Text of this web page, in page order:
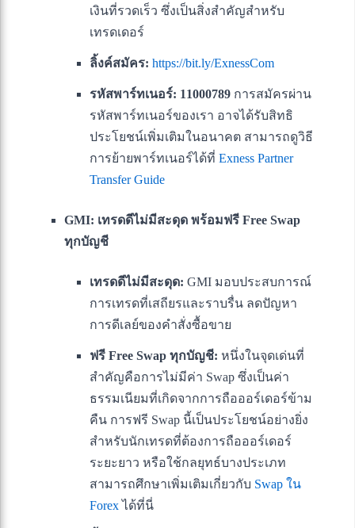
เงินที่รวดเร็ว ซึ่งเป็นสิ่งสำคัญสำหรับ
เทรดเดอร์
ลิ้งค์สมัคร: https://bit.ly/ExnessCom
รหัสพาร์ทเนอร์: 11000789 การสมัครผ่าน
รหัสพาร์ทเนอร์ของเรา อาจได้รับสิทธิ
ประโยชน์เพิ่มเติมในอนาคต สามารถดูวิธี
การย้ายพาร์ทเนอร์ได้ที่ Exness Partner
Transfer Guide
GMI: เทรดดีไม่มีสะดุด พร้อมฟรี Free Swap
ทุกบัญชี
เทรดดีไม่มีสะดุด: GMI มอบประสบการณ์
การเทรดที่เสถียรและราบรื่น ลดปัญหา
การดีเลย์ของคำสั่งซื้อขาย
ฟรี Free Swap ทุกบัญชี: หนึ่งในจุดเด่นที่
สำคัญคือการไม่มีค่า Swap ซึ่งเป็นค่า
ธรรมเนียมที่เกิดจากการถือออร์เดอร์ข้าม
คืน การฟรี Swap นี้เป็นประโยชน์อย่างยิ่ง
สำหรับนักเทรดที่ต้องการถือออร์เดอร์
ระยะยาว หรือใช้กลยุทธ์บางประเภท
สามารถศึกษาเพิ่มเติมเกี่ยวกับ Swap ใน
Forexได้ที่นี่